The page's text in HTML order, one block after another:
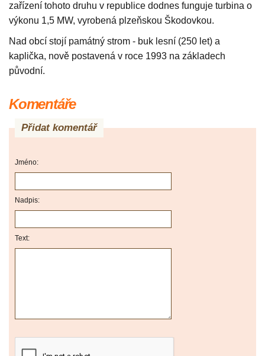
zařízení tohoto druhu v republice dodnes funguje turbina o
výkonu 1,5 MW, vyrobená plzeňskou Škodovkou.
Nad obcí stojí památný strom - buk lesní (250 let) a
kaplička, nově postavená v roce 1993 na základech
původní.
Komentáře
Přidat komentář
Jméno:
Nadpis:
Text: